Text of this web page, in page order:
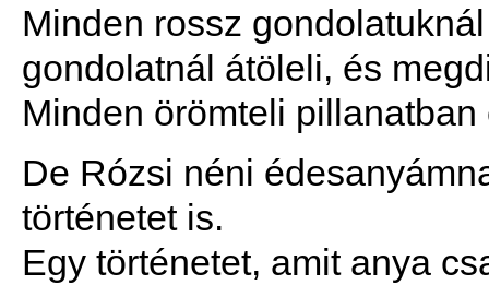
Minden rossz
gondolatnál átöleli, és
Minden örömteli
De Rózsi néni
történetet is.
Egy történetet, amit anya